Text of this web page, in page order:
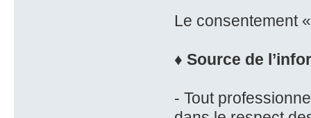
Le consentement
♦ Source de
- Tout